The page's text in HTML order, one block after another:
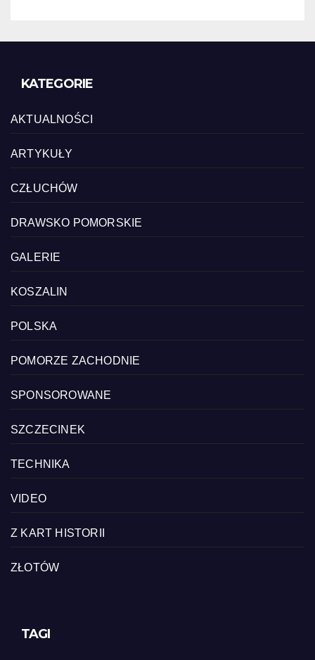
KATEGORIE
AKTUALNOŚCI
ARTYKUŁY
CZŁUCHÓW
DRAWSKO POMORSKIE
GALERIE
KOSZALIN
POLSKA
POMORZE ZACHODNIE
SPONSOROWANE
SZCZECINEK
TECHNIKA
VIDEO
Z KART HISTORII
ZŁOTÓW
TAGI